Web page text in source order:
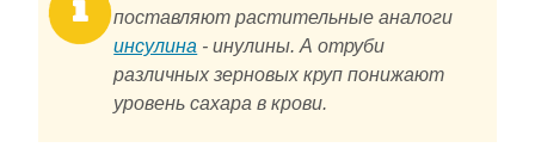
поставляют растительные аналоги
инсулина - инулины. А отруби
различных зерновых круп понижают
уровень сахара в крови.